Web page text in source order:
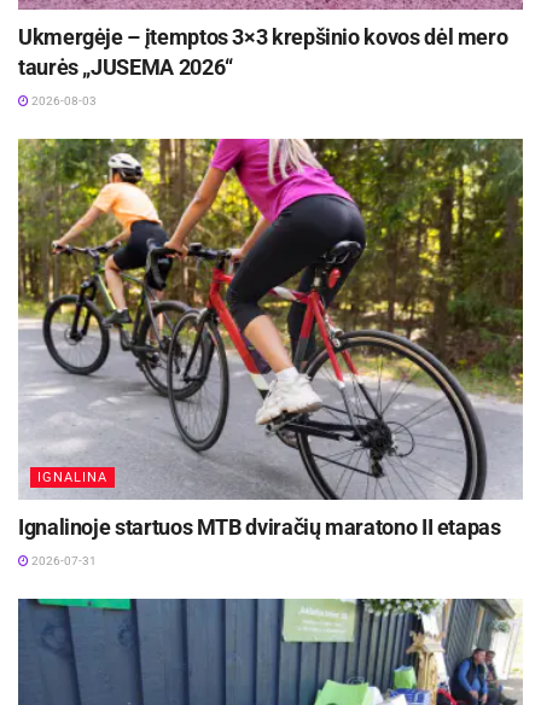
Ukmergėje – įtemptos 3×3 krepšinio kovos dėl mero
taurės „JUSEMA 2026“
2026-08-03
IGNALINA
Ignalinoje startuos MTB dviračių maratono II etapas
2026-07-31